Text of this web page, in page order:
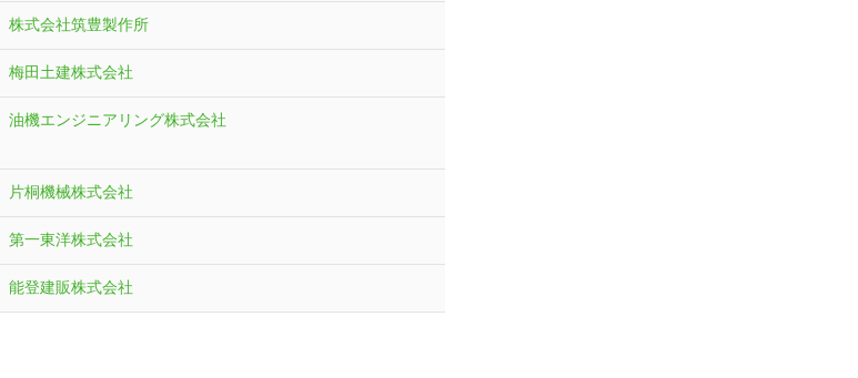
株式会社筑豊製作所
梅田土建株式会社
油機エンジニアリング株式会社
片桐機械株式会社
第一東洋株式会社
能登建販株式会社